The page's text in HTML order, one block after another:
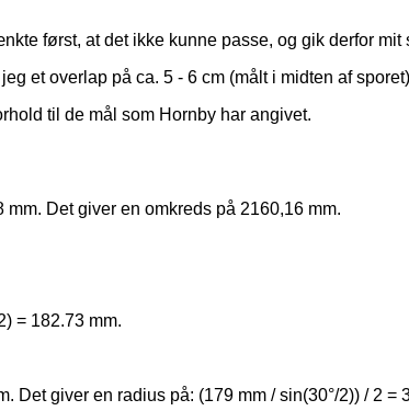
først, at det ikke kunne passe, og gik derfor mit
et overlap på ca. 5 - 6 cm (målt i midten af
til de mål som Hornby har angivet.
Det giver en omkreds på 2160,16 mm.
= 182.73 mm.
giver en radius på: (179 mm / sin(30°/2)) / 2 =